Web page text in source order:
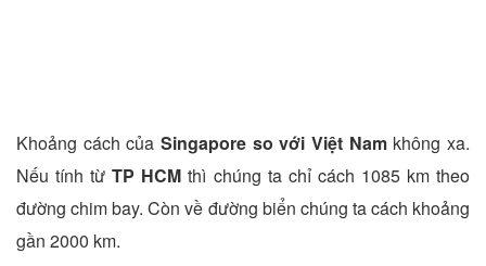
Khoảng cách của Singapore so với Việt Namkhông xa.
Nếu tính từTP HCM thì chúng ta chỉ cách 1085 km theo
đường chim bay. Còn về đường biển chúng ta cách khoảng
gần 2000 km.